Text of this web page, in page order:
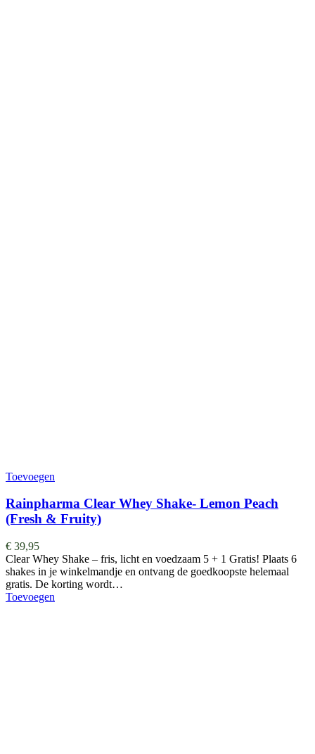
Toevoegen
Rainpharma Clear Whey Shake- Lemon Peach
(Fresh & Fruity)
€ 39,95
Clear Whey Shake – fris, licht en voedzaam 5 + 1 Gratis! Plaats 6
shakes in je winkelmandje en ontvang de goedkoopste helemaal
gratis. De korting wordt…
Toevoegen